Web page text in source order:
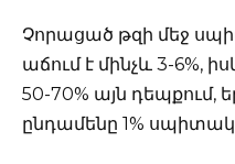
Չորացած թզի մեջ
աճում է մինչև 3-6%,
50-70% այն դեպքում,
ընդամենը 1%